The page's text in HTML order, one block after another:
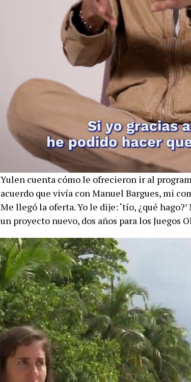
Yulen cuenta cómo le ofrecieron ir al
acuerdo que vivía con Manuel Bargues, mi
Me llegó la oferta. Yo le dije: ‘tío, ¿qué
un proyecto nuevo, dos años para los Juegos